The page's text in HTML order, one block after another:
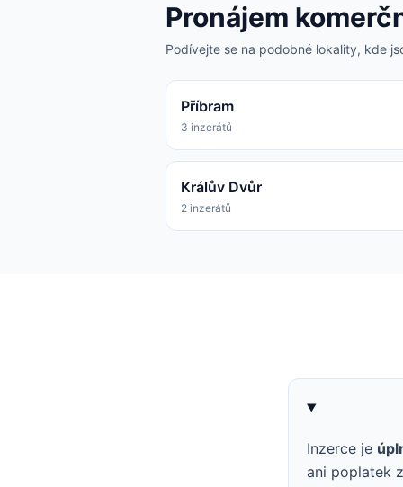
Pronájem
Podívejte se na podobné lokality, kde
Příbram
3 inzerátů
Králův Dvůr
2 inzerátů
Inzerce je
ani poplatek